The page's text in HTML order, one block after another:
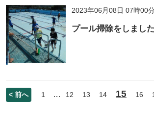
2023年06月08日 07時00
プール掃除をしました
< 前へ 1 … 12 13 14 15 16